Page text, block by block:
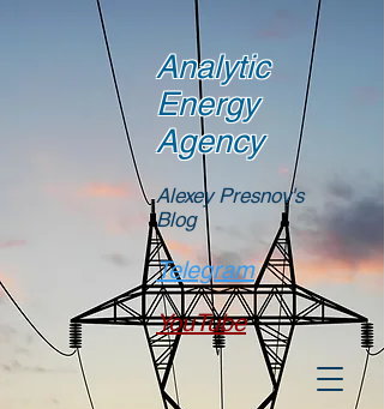
Analytic
Energy
Agency
Alexey Presnov's
Blog
Telegram
YouTube